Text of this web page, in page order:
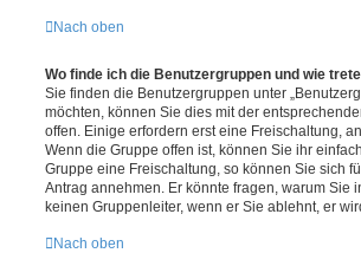
Nach oben
Wo finde ich die Benutzergruppen und wie
Sie finden die Benutzergruppen unter
möchten, können Sie dies mit der
offen. Einige erfordern erst eine Freischaltung,
Wenn die Gruppe offen ist, können Sie ihr
Gruppe eine Freischaltung, so können Sie sich
Antrag annehmen. Er könnte fragen, warum Sie
keinen Gruppenleiter, wenn er Sie ablehnt, er
Nach oben